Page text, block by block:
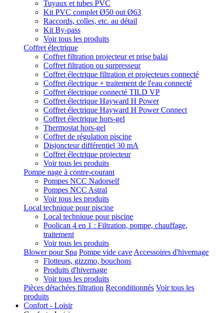
Tuyaux et tubes PVC
Kit PVC complet Ø50 out Ø63
Raccords, colles, etc. au détail
Kit By-pass
Voir tous les produits
Coffret électrique
Coffret filtration projecteur et prise balai
Coffret filtration ou surpresseur
Coffret électrique filtration et projecteurs connecté
Coffret électrique + traitement de l'eau connecté
Coffret électrique connecté TILD VP
Coffret électrique Hayward H Power
Coffret électrique Hayward H Power Connect
Coffret électrique hors-gel
Thermostat hors-gel
Coffret de régulation piscine
Disjoncteur différentiel 30 mA
Coffret électrique projecteur
Voir tous les produits
Pompe nage à contre-courant
Pompes NCC Nadorself
Pompes NCC Astral
Voir tous les produits
Local technique pour piscine
Local technique pour piscine
Poolican 4 en 1 : Filtration, pompe, chauffage,
traitement
Voir tous les produits
Blower pour Spa Pompe vide cave Accessoires d'hivernage
Flotteurs, gizzmo, bouchons
Produits d'hivernage
Voir tous les produits
Pièces détachées filtration Reconditionnés Voir tous les
produits
Confort - Loisir